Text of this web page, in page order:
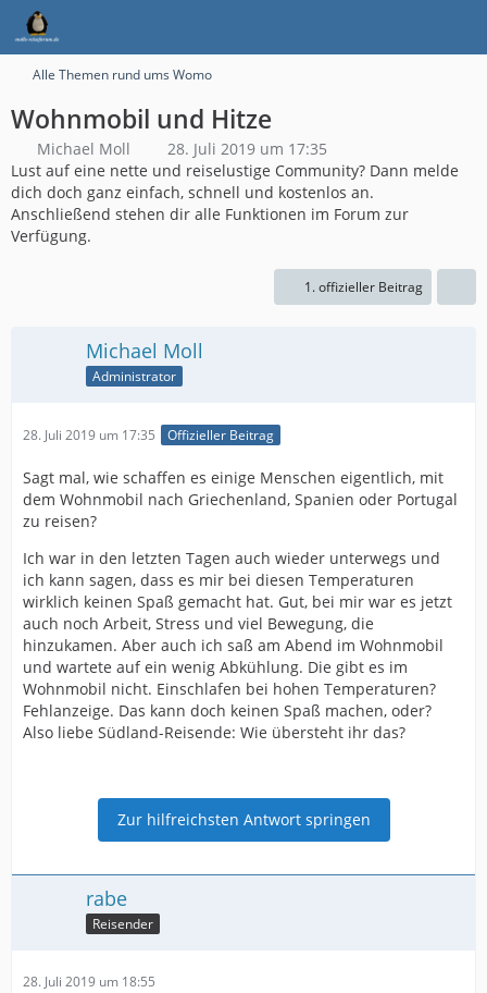
Alle Themen rund ums Womo
Wohnmobil und Hitze
Michael Moll
28. Juli 2019 um 17:35
Lust auf eine nette und reiselustige Community? Dann melde
dich doch ganz einfach, schnell und kostenlos an.
Anschließend stehen dir alle Funktionen im Forum zur
Verfügung.
1. offizieller Beitrag
Michael Moll
Administrator
28. Juli 2019 um 17:35 Offizieller Beitrag
Sagt mal, wie schaffen es einige Menschen eigentlich, mit
dem Wohnmobil nach Griechenland, Spanien oder Portugal
zu reisen?
Ich war in den letzten Tagen auch wieder unterwegs und
ich kann sagen, dass es mir bei diesen Temperaturen
wirklich keinen Spaß gemacht hat. Gut, bei mir war es jetzt
auch noch Arbeit, Stress und viel Bewegung, die
hinzukamen. Aber auch ich saß am Abend im Wohnmobil
und wartete auf ein wenig Abkühlung. Die gibt es im
Wohnmobil nicht. Einschlafen bei hohen Temperaturen?
Fehlanzeige. Das kann doch keinen Spaß machen, oder?
Also liebe Südland-Reisende: Wie übersteht ihr das?
Zur hilfreichsten Antwort springen
rabe
Reisender
28. Juli 2019 um 18:55